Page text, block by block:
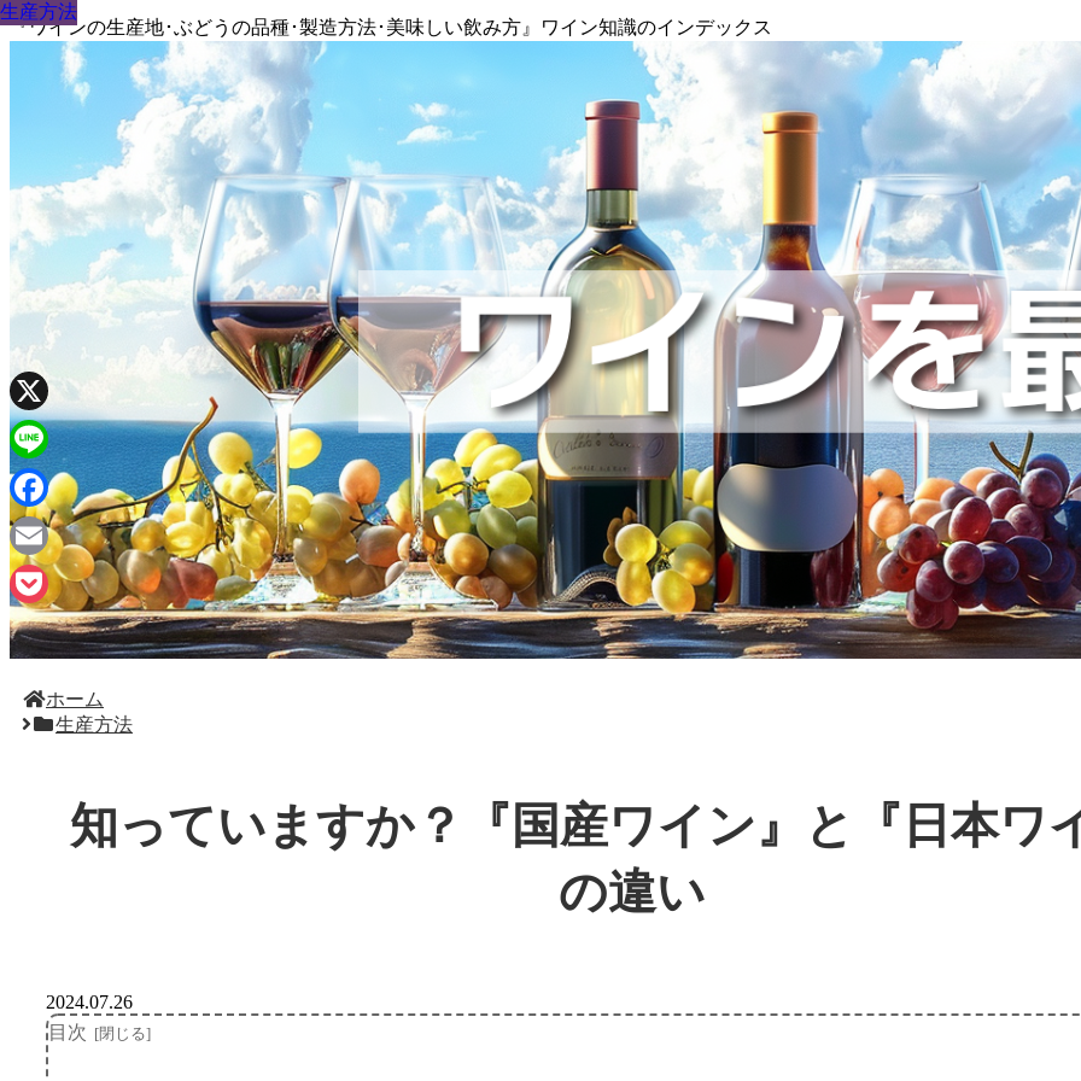
『ワインの生産地･ぶどうの品種･製造方法･美味しい飲み方』ワイン知識のインデックス
ホーム
生産方法
知っていますか？『国産ワイン』と『日本ワ
の違い
生産方法
2024.07.26
目次
生産方法
生産方法
生産方法
生産方法
生産方法
生産方法
生産方法
生産方法
X
Line
Facebook
Email
Pocket